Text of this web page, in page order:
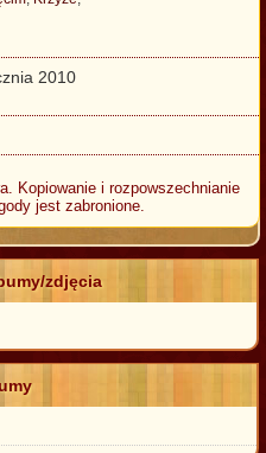
2010
Kopiowanie i rozpowszechnianie
jest zabronione.
zdjęcia